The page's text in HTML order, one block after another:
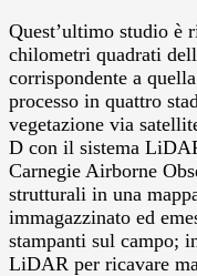
Quest’ultimo studio è
chilometri quadrati
corrispondente a
processo in quattro
vegetazione via
D con il sistema
Carnegie Airborne
strutturali in una
immagazzinato ed
stampanti sul campo;
LiDAR per ricavare